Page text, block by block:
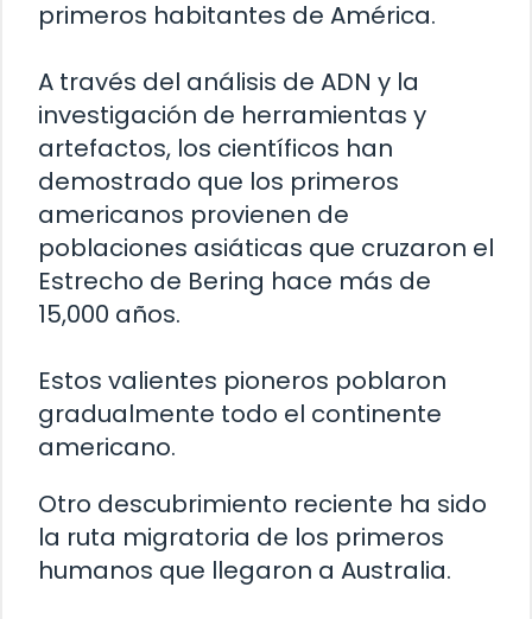
primeros habitantes de América.
A través del análisis de ADN y la
investigación de herramientas y
artefactos, los científicos han
demostrado que los primeros
americanos provienen de
poblaciones asiáticas que cruzaron el
Estrecho de Bering hace más de
15,000 años.
Estos valientes pioneros poblaron
gradualmente todo el continente
americano.
Otro descubrimiento reciente ha sido
la ruta migratoria de los primeros
humanos que llegaron a Australia.